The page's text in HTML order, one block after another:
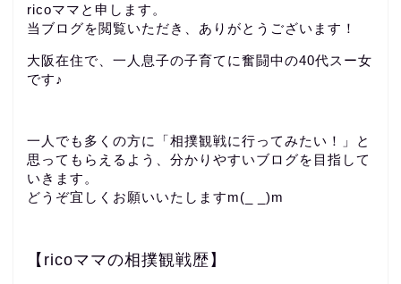
ricoママと申します。
当ブログを閲覧いただき、ありがとうございます！
大阪在住で、一人息子の子育てに奮闘中の40代スー女
です♪
一人でも多くの方に「相撲観戦に行ってみたい！」と
思ってもらえるよう、分かりやすいブログを目指して
いきます。
どうぞ宜しくお願いいたしますm(_ _)m
【ricoママの相撲観戦歴】